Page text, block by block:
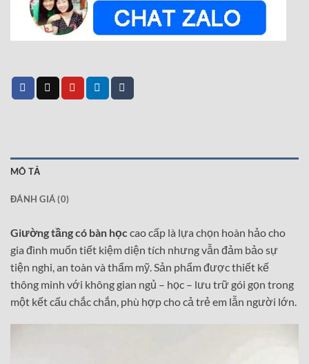
MÔ TẢ
ĐÁNH GIÁ (0)
Giường tầng có bàn học cao cấp là lựa chọn hoàn hảo cho
gia đình muốn tiết kiệm diện tích nhưng vẫn đảm bảo sự
tiện nghi, an toàn và thẩm mỹ. Sản phẩm được thiết kế
thông minh với không gian ngủ – học – lưu trữ gói gọn trong
một kết cấu chắc chắn, phù hợp cho cả trẻ em lẫn người lớn.